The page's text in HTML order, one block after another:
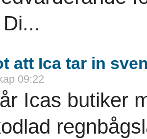
att Ica tar in
09:22
Icas butiker